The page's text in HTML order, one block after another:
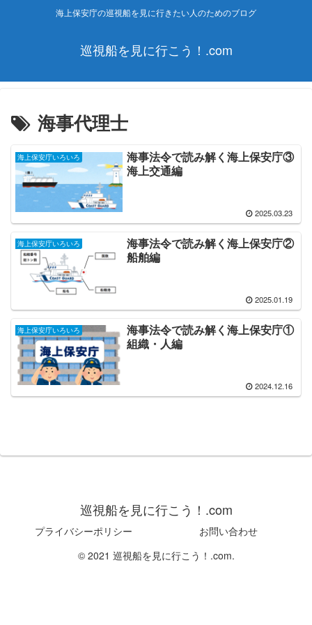
海上保安庁の巡視船を見に行きたい人のためのブログ
巡視船を見に行こう！.com
海事代理士
海上保安庁いろいろ
海事法令で読み解く海上保安庁③
海上交通編
2025.03.23
海上保安庁いろいろ
海事法令で読み解く海上保安庁②
船舶編
2025.01.19
海上保安庁いろいろ
海事法令で読み解く海上保安庁①
組織・人編
2024.12.16
巡視船を見に行こう！.com
プライバシーポリシー
お問い合わせ
© 2021 巡視船を見に行こう！.com.